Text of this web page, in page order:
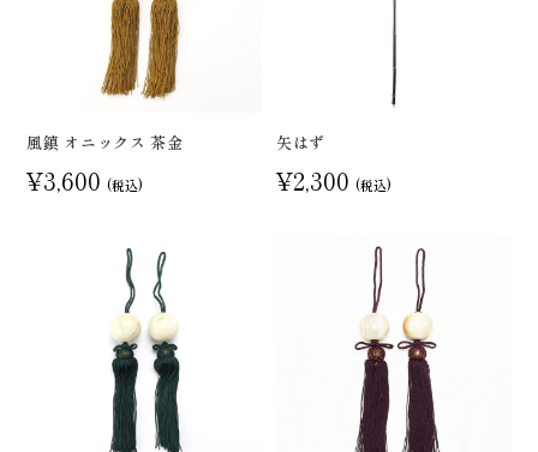
風鎮 オニックス 茶金
¥3,600 (税込)
矢はず
¥2,300 (税込)